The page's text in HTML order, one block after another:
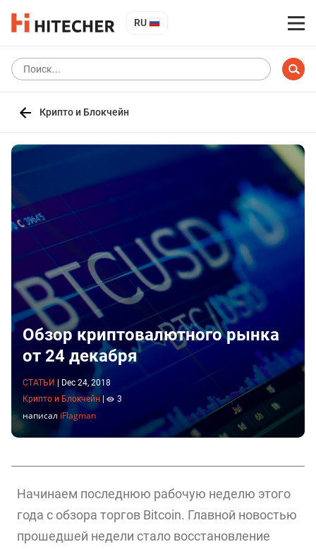
RU
Крипто и Блокчейн
Обзор криптовалютного рынка
от 24 декабря
СТАТЬИ
Dec 24, 2018
Крипто и Блокчейн
3
написал iFlagman
Начинаем последнюю рабочую неделю этого
года с обзора торгов Bitcoin. Главной новостью
прошедшей недели стало восстановление